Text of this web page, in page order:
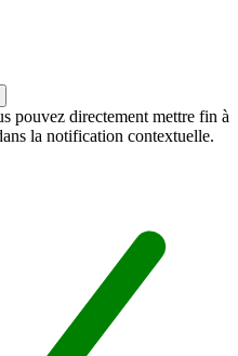
pouvez directement mettre fin à
la notification contextuelle.